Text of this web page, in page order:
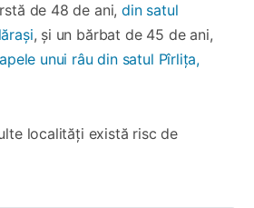
de 48 de ani, din satul
, și un bărbat de 45 de ani,
unui râu din satul Pîrlița,
localități există risc de